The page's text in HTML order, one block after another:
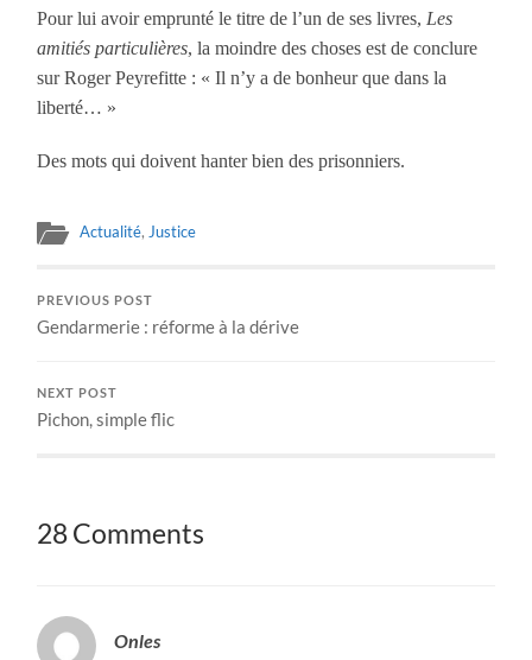
Pour lui avoir emprunté le titre de l’un de ses livres, Les
amitiés particulières, la moindre des choses est de conclure
sur Roger Peyrefitte : « Il n’y a de bonheur que dans la
liberté… »
Des mots qui doivent hanter bien des prisonniers.
Actualité, Justice
PREVIOUS POST
Gendarmerie : réforme à la dérive
NEXT POST
Pichon, simple flic
28 Comments
Onles